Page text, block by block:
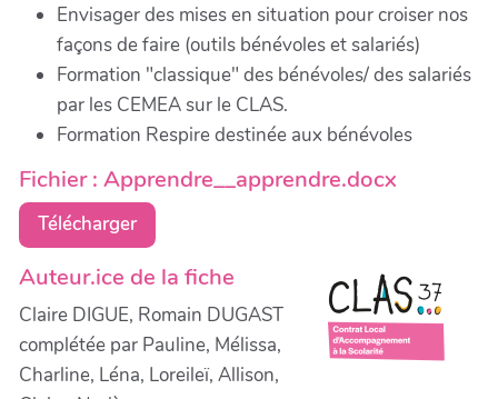
Envisager des mises en situation pour croiser nos
façons de faire (outils bénévoles et salariés)
Formation "classique" des bénévoles/ des salariés
par les CEMEA sur le CLAS.
Formation Respire destinée aux bénévoles
Fichier : Apprendre__apprendre.docx
Télécharger
Auteur.ice de la fiche
Claire DIGUE, Romain DUGAST
complétée par Pauline, Mélissa,
Charline, Léna, Loreileï, Allison,